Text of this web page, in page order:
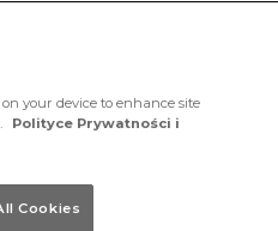
your device to enhance site
Polityce Prywatności i
Cookies